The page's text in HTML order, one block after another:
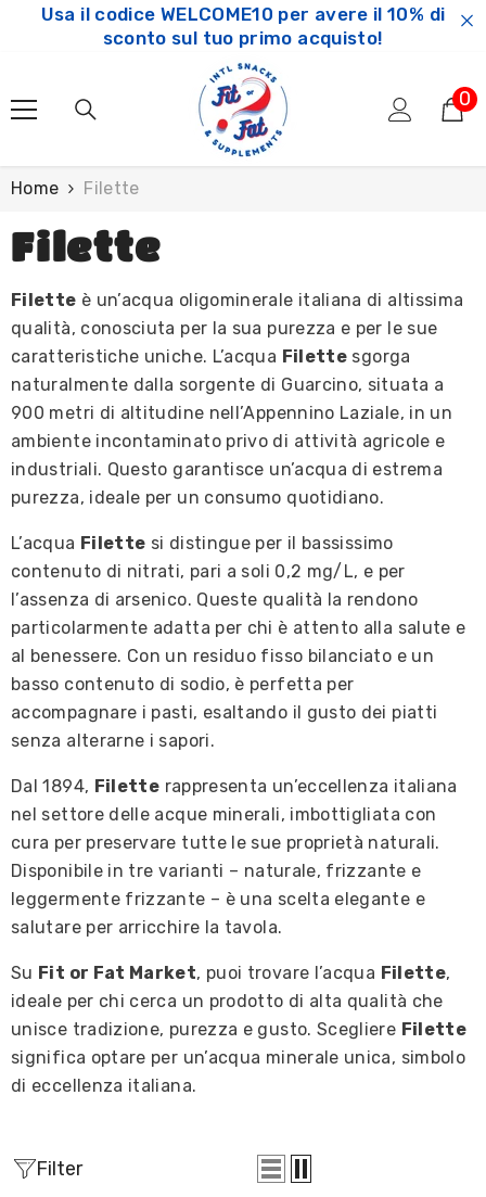
SKIP TO CONTENT
Usa il codice WELCOME10 per avere il 10% di
sconto sul tuo primo acquisto!
00
Home Filette
Filette
Filette è un’acqua oligominerale italiana di altissima
qualità, conosciuta per la sua purezza e per le sue
caratteristiche uniche. L’acqua Filette sgorga
naturalmente dalla sorgente di Guarcino, situata a
900 metri di altitudine nell’Appennino Laziale, in un
ambiente incontaminato privo di attività agricole e
industriali. Questo garantisce un’acqua di estrema
purezza, ideale per un consumo quotidiano.
L’acqua Filette si distingue per il bassissimo
contenuto di nitrati, pari a soli 0,2 mg/L, e per
l’assenza di arsenico. Queste qualità la rendono
particolarmente adatta per chi è attento alla salute e
al benessere. Con un residuo fisso bilanciato e un
basso contenuto di sodio, è perfetta per
accompagnare i pasti, esaltando il gusto dei piatti
senza alterarne i sapori.
Dal 1894, Filette rappresenta un’eccellenza italiana
nel settore delle acque minerali, imbottigliata con
cura per preservare tutte le sue proprietà naturali.
Disponibile in tre varianti – naturale, frizzante e
leggermente frizzante – è una scelta elegante e
salutare per arricchire la tavola.
Su Fit or Fat Market, puoi trovare l’acqua Filette,
ideale per chi cerca un prodotto di alta qualità che
unisce tradizione, purezza e gusto. Scegliere Filette
significa optare per un’acqua minerale unica, simbolo
di eccellenza italiana.
Filter